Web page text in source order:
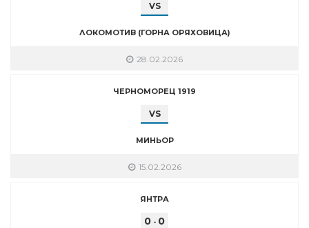
VS
ЛОКОМОТИВ (ГОРНА ОРЯХОВИЦА)
28.02.2026
ЧЕРНОМОРЕЦ 1919
VS
МИНЬОР
15.02.2026
ЯНТРА
0 - 0